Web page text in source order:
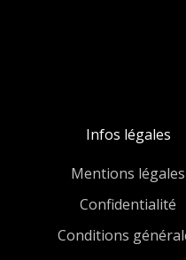
Infos légales
Mentions légales
Confidentialité
Conditions